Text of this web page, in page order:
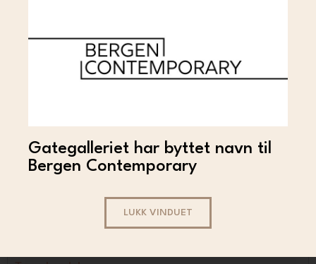
BJOR
Bjor – Pathfinder (main)
3 500
Gategalleriet har byttet navn til
Bergen Contemporary
LUKK VINDUET